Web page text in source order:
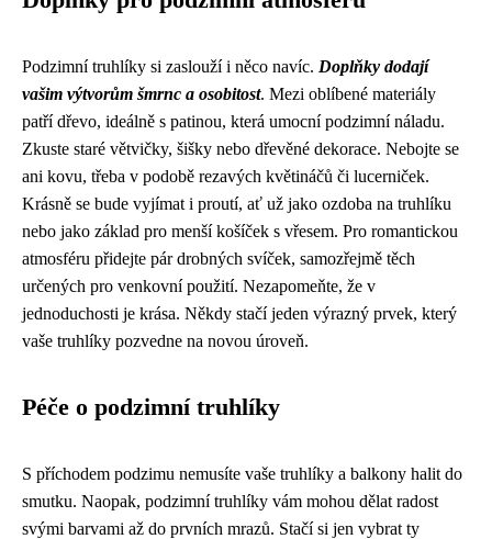
Podzimní truhlíky si zaslouží i něco navíc. Doplňky dodají
vašim výtvorům šmrnc a osobitost. Mezi oblíbené materiály
patří dřevo, ideálně s patinou, která umocní podzimní náladu.
Zkuste staré větvičky, šišky nebo dřevěné dekorace. Nebojte se
ani kovu, třeba v podobě rezavých květináčů či lucerniček.
Krásně se bude vyjímat i proutí, ať už jako ozdoba na truhlíku
nebo jako základ pro menší košíček s vřesem. Pro romantickou
atmosféru přidejte pár drobných svíček, samozřejmě těch
určených pro venkovní použití. Nezapomeňte, že v
jednoduchosti je krása. Někdy stačí jeden výrazný prvek, který
vaše truhlíky pozvedne na novou úroveň.
Péče o podzimní truhlíky
S příchodem podzimu nemusíte vaše truhlíky a balkony halit do
smutku. Naopak, podzimní truhlíky vám mohou dělat radost
svými barvami až do prvních mrazů. Stačí si jen vybrat ty